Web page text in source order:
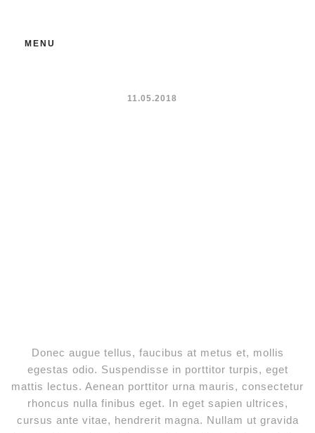
MENU
11.05.2018
Donec augue tellus, faucibus at metus et, mollis
egestas odio. Suspendisse in porttitor turpis, eget
mattis lectus. Aenean porttitor urna mauris, consectetur
rhoncus nulla finibus eget. In eget sapien ultrices,
cursus ante vitae, hendrerit magna. Nullam ut gravida